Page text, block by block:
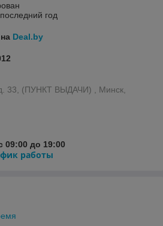
год
Deal.by
д. 33, (ПУНКТ ВЫДАЧИ) , Минск,
09:00 до 19:00
работы